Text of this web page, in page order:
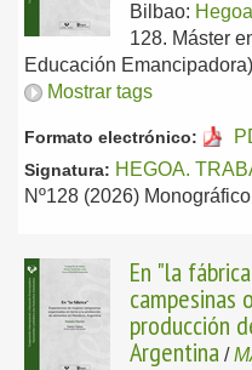
Bilbao: Hegoa
128. Máster
Educación
Mostrar tags
Formato electrónico:
Signatura: HEGOA.
Nº128 (2026)
En "la
campesinas
producción
Argentina /